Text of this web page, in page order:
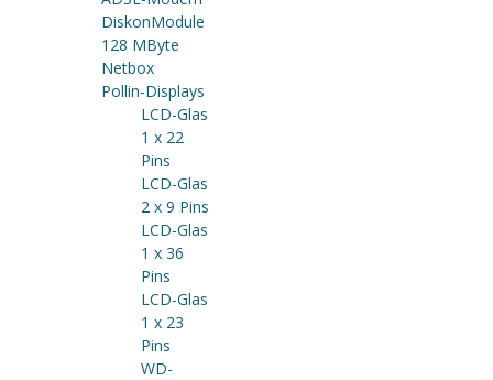
DiskonModule
128 MByte
Netbox
Pollin-Displays
LCD-Glas
1 x 22
Pins
LCD-Glas
2 x 9 Pins
LCD-Glas
1 x 36
Pins
LCD-Glas
1 x 23
Pins
WD-